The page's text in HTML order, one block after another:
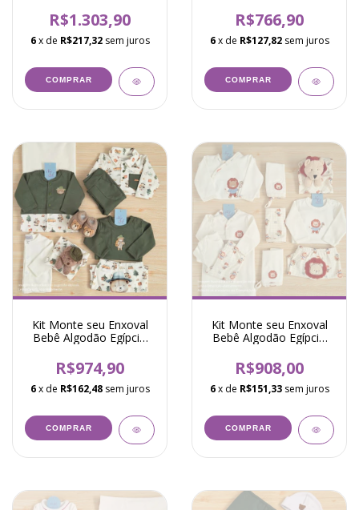
Branco
R$1.303,90
6 x de R$217,32 sem juros
COMPRAR
R$766,90
6 x de R$127,82 sem juros
COMPRAR
Kit Monte seu Enxoval
Bebê Algodão Egípcio
R$974,90
6 x de R$162,48 sem juros
COMPRAR
Kit Monte seu Enxoval
Bebê Algodão Egípcio
R$908,00
6 x de R$151,33 sem juros
COMPRAR